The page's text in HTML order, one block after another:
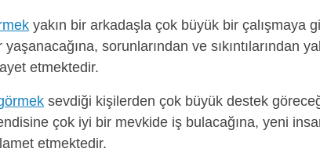
yakın bir arkadaşla çok büyük bir çalışmaya
yaşanacağına, sorunlarından ve sıkıntılarından
etmektedir.
sevdiği kişilerden çok büyük destek
çok iyi bir mevkide iş bulacağına, yeni
etmektedir.